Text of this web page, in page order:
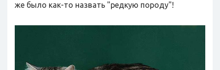
же было как-то назвать "редкую породу"!